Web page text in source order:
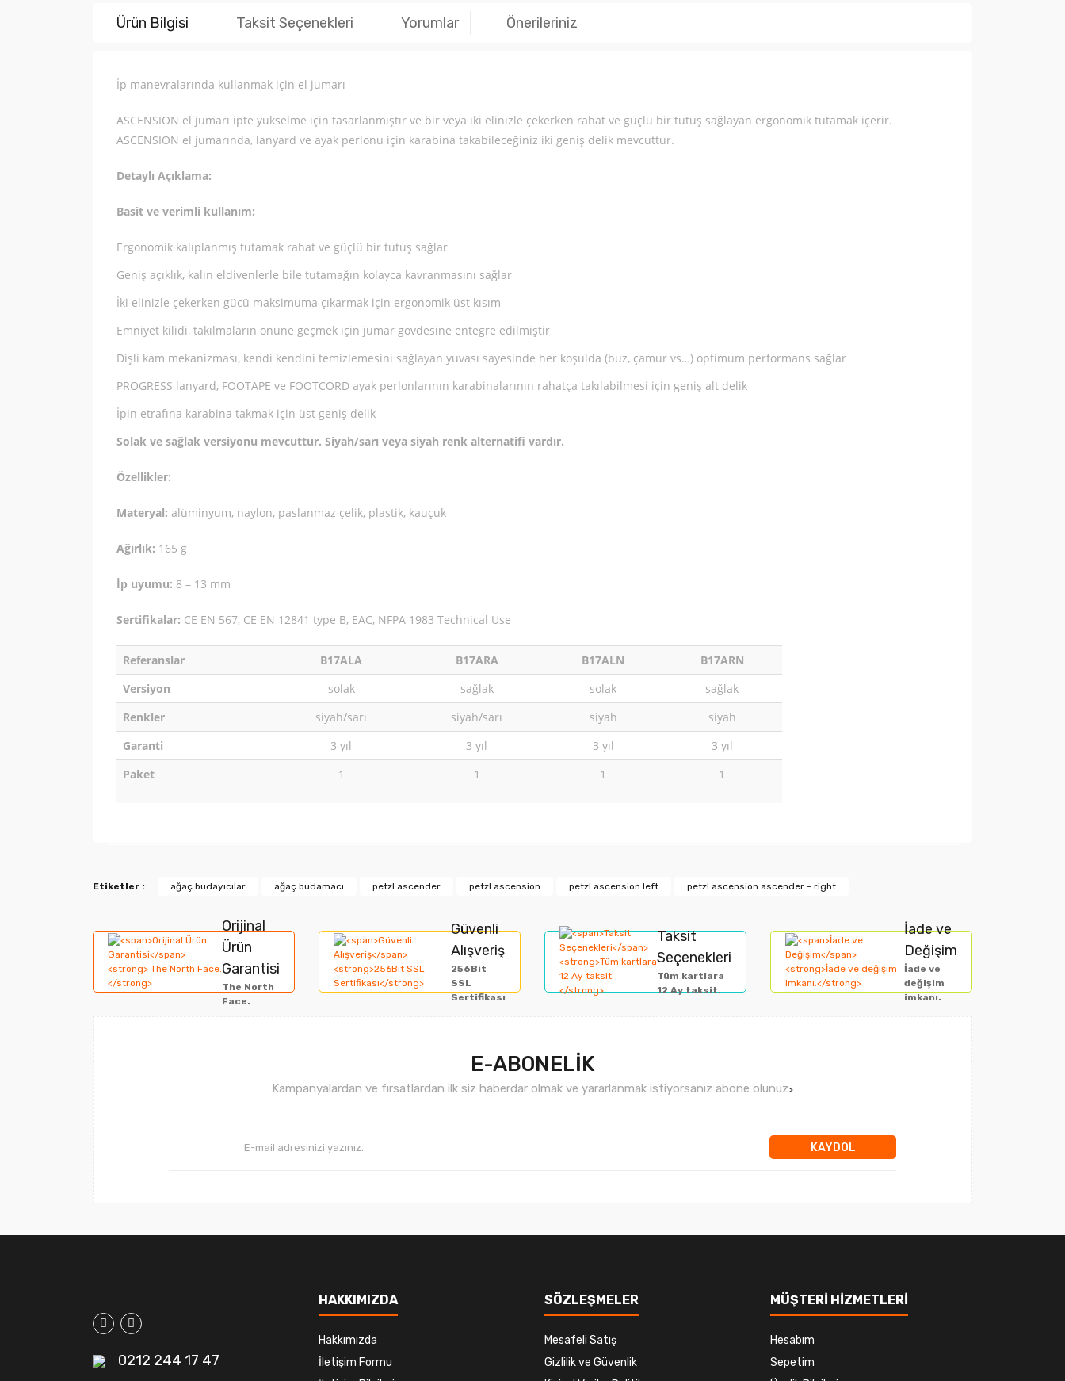
Ürün Bilgisi Taksit Seçenekleri Yorumlar Önerileriniz
İp manevralarında kullanmak için el jumarı
ASCENSION el jumarı ipte yükselme için tasarlanmıştır ve bir veya iki elinizle çekerken rahat ve güçlü bir tutuş sağlayan ergonomik tutamak içerir.
ASCENSION el jumarında, lanyard ve ayak perlonu için karabina takabileceğiniz iki geniş delik mevcuttur.
Detaylı Açıklama:
Basit ve verimli kullanım:
Ergonomik kalıplanmış tutamak rahat ve güçlü bir tutuş sağlar
Geniş açıklık, kalın eldivenlerle bile tutamağın kolayca kavranmasını sağlar
İki elinizle çekerken gücü maksimuma çıkarmak için ergonomik üst kısım
Emniyet kilidi, takılmaların önüne geçmek için jumar gövdesine entegre edilmiştir
Dişli kam mekanizması, kendi kendini temizlemesini sağlayan yuvası sayesinde her koşulda (buz, çamur vs…) optimum performans sağlar
PROGRESS lanyard, FOOTAPE ve FOOTCORD ayak perlonlarının karabinalarının rahatça takılabilmesi için geniş alt delik
İpin etrafına karabina takmak için üst geniş delik
Solak ve sağlak versiyonu mevcuttur. Siyah/sarı veya siyah renk alternatifi vardır.
Özellikler:
Materyal: alüminyum, naylon, paslanmaz çelik, plastik, kauçuk
Ağırlık: 165 g
İp uyumu: 8 – 13 mm
Sertifikalar: CE EN 567, CE EN 12841 type B, EAC, NFPA 1983 Technical Use
Referanslar B17ALA B17ARA B17ALN
B17ARN
Versiyon
solak sağlak solak
sağlak
Renkler
siyah/sarı siyah/sarı siyah
siyah
Garanti
3 yıl 3 yıl 3 yıl
3 yıl
Paket
1 1 1 1
Ürün resmi kalitesiz, bozuk veya görüntülenemiyor.
Ürün açıklamasında eksik bilgiler bulunuyor.
Ürün bilgilerinde hatalar bulunuyor.
Etiketler : ağaç budayıcılar ağaç budamacı petzl ascender petzl ascension petzl ascension left petzl ascension ascender - right
Orijinal
Ürün
Garantisi
The North
Face.
Güvenli
Alışveriş
256Bit
SSL
Sertifikası
Taksit
Seçenekleri
Tüm kartlara
12 Ay taksit.
İade ve
Değişim
İade ve
değişim
imkanı.
E-ABONELİK
Kampanyalardan ve fırsatlardan ilk siz haberdar olmak ve yararlanmak istiyorsanız abone olunuz>
KAYDOL
0212 244 17 47
HAKKIMIZDA
Hakkımızda
İletişim Formu
SÖZLEŞMELER
Mesafeli Satış
Gizlilik ve Güvenlik
MÜŞTERİ HİZMETLERİ
Hesabım
Sepetim